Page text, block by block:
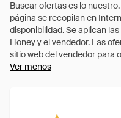
Ver menos